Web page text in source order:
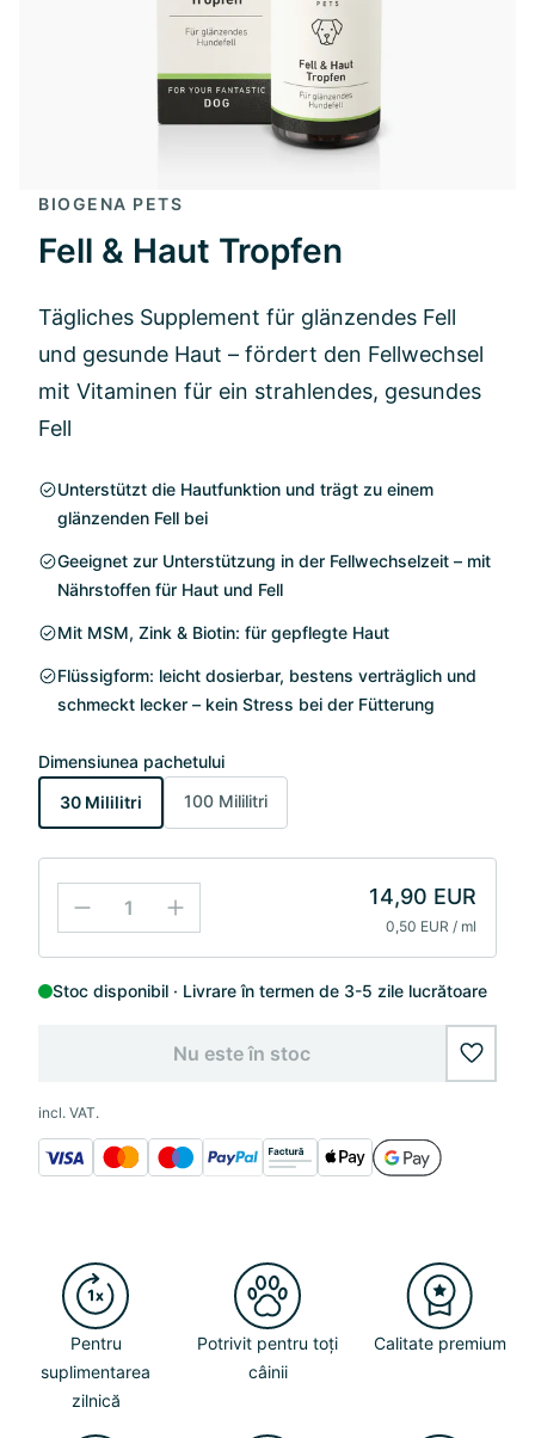
BIOGENA PETS
Fell & Haut Tropfen
Tägliches Supplement für glänzendes Fell
und gesunde Haut – fördert den Fellwechsel
mit Vitaminen für ein strahlendes, gesundes
Fell
Unterstützt die Hautfunktion und trägt zu einem
glänzenden Fell bei
Geeignet zur Unterstützung in der Fellwechselzeit – mit
Nährstoffen für Haut und Fell
Mit MSM, Zink & Biotin: für gepflegte Haut
Flüssigform: leicht dosierbar, bestens verträglich und
schmeckt lecker – kein Stress bei der Fütterung
Dimensiunea pachetului
30 Mililitri
100 Mililitri
14,90 EUR
0,50 EUR / ml
Stoc disponibil Livrare în termen de 3-5 zile lucrătoare
Nu este în stoc
incl. VAT.
Pentru
suplimentarea
zilnică
Potrivit pentru toți
câinii
Calitate premium